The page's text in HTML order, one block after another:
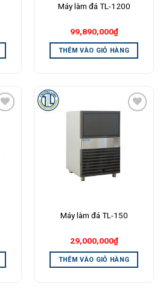
Máy làm đá TL-1200
99,890,000₫
THÊM VÀO GIỎ HÀNG
Máy làm đá TL-150
29,000,000₫
THÊM VÀO GIỎ HÀNG